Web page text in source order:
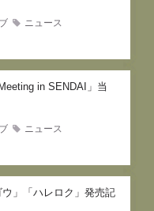
ニュース
in SENDAI」当
ニュース
」「ハレロク」発売記